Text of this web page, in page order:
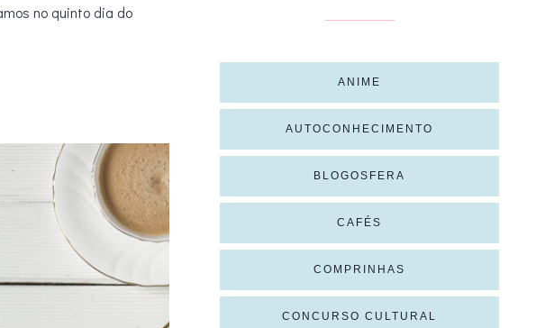
no quinto dia do
ANIME
AUTOCONHECIMENTO
BLOGOSFERA
CAFÉS
COMPRINHAS
CONCURSO CULTURAL